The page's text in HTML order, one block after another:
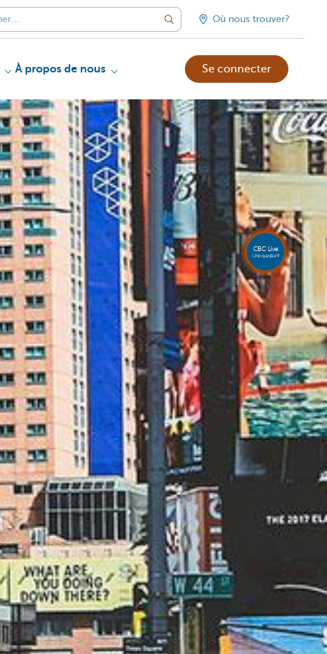
Où nous trouver?
À propos de nous Se connecter
CBC Live
Une question?
CBC
Live
081 80
18 80